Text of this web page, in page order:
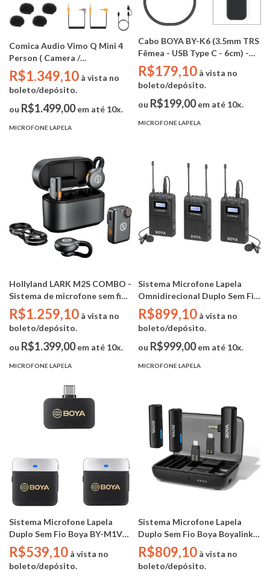
Comica Audio Vimo Q Mini 4
Person ( Camera /
Smartphones / 2.4GHz /
Wireless 200m - 4TX / 1RX)
R$1.349,10 à vista no
boleto/depósito.
ou R$1.499,00em até 10x.
MICROFONE LAPELA
Cabo BOYA BY-K6 (3.5mm TRS
Fêmea - USB Type C - 6cm) -
DJI OSMO POCKET /
R$179,10 à vista no
boleto/depósito.
ou R$199,00em até 10x.
MICROFONE LAPELA
Hollyland LARK M2S COMBO -
Sistema de microfone sem fio
para 2 pessoas (Camera
RX+USB-C RX + Cabo
Lightning)
R$1.259,10 à vista no
boleto/depósito.
ou R$1.399,00em até 10x.
MICROFONE LAPELA
Sistema Microfone Lapela
Omnidirecional Duplo Sem Fio
Digital - Boya BY-WM8 PRO
K2 (DUAL CHANNEL UHF /
576.4 - 599.9 MHz, 568.6 - 592
MHz)
R$899,10 à vista no
boleto/depósito.
ou R$999,00em até 10x.
MICROFONE LAPELA
Sistema Microfone Lapela
Duplo Sem Fio Boya BY-M1V4
(2.4Ghz / USB-C)
R$539,10 à vista no
boleto/depósito.
Sistema Microfone Lapela
Duplo Sem Fio Boya Boyalink
2.4Ghz + Estojo de
Carregamento (iphone /
android / camera / notebook )
R$809,10 à vista no
boleto/depósito.